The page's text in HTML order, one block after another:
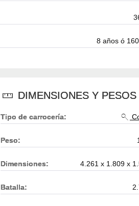
8 años ó
DIMENSIONES Y PESOS
Tipo de carrocería:
Peso:
Dimensiones: 4.261 x 1.809 x
Batalla: